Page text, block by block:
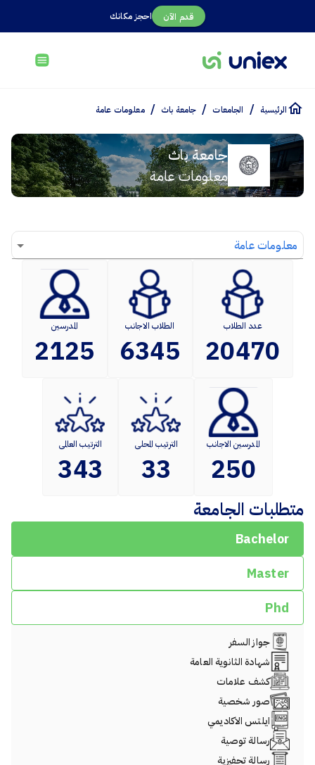
احجز مكانك قدم الآن
الرئيسية / الجامعات / جامعة باث / معلومات عامة
جامعة باث
معلومات عامة
معلومات عامة
عدد الطلاب
20470
الطلاب الاجانب
6345
المدرسين
2125
المدرسين الاجانب
250
الترتيب المحلى
33
الترتيب العالمى
343
متطلبات الجامعة
Bachelor
Master
Phd
جواز السفر
شهادة الثانوية العامة
كشف علامات
صور شخصية
ايلتس الاكاديمي
رسالة توصية
رسالة تحفيزية